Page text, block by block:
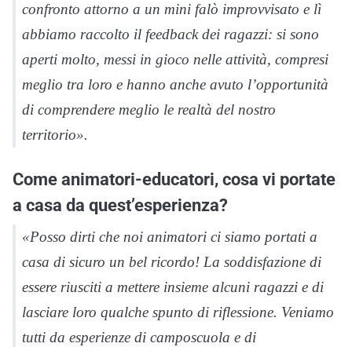
confronto attorno a un mini falò improvvisato e lì
abbiamo raccolto il feedback dei ragazzi: si sono
aperti molto, messi in gioco nelle attività, compresi
meglio tra loro e hanno anche avuto l’opportunità
di comprendere meglio le realtà del nostro
territorio».
Come animatori-educatori, cosa vi portate
a casa da quest’esperienza?
«Posso dirti che noi animatori ci siamo portati a
casa di sicuro un bel ricordo! La soddisfazione di
essere riusciti a mettere insieme alcuni ragazzi e di
lasciare loro qualche spunto di riflessione. Veniamo
tutti da esperienze di camposcuola e di